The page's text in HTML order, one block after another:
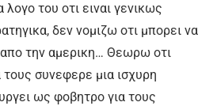
λογο του οτι ειναι γενικως
δεν νομιζω οτι μπορει να
απο την αμερικη… Θεωρω οτι
συνεφερε μια ισχυρη
ως φοβητρο για τους